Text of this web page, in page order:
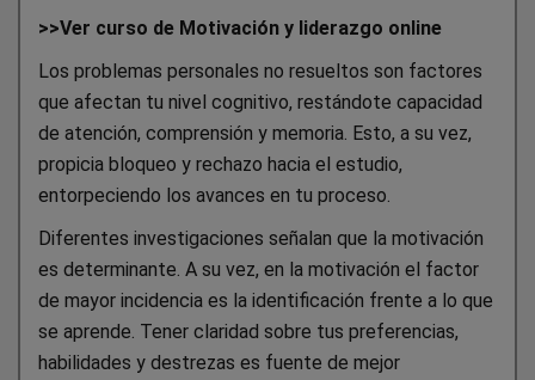
>>Ver curso de Motivación y liderazgo online
Los problemas personales no resueltos son factores
que afectan tu nivel cognitivo, restándote capacidad
de atención, comprensión y memoria. Esto, a su vez,
propicia bloqueo y rechazo hacia el estudio,
entorpeciendo los avances en tu proceso.
Diferentes investigaciones señalan que la motivación
es determinante. A su vez, en la motivación el factor
de mayor incidencia es la identificación frente a lo que
se aprende. Tener claridad sobre tus preferencias,
habilidades y destrezas es fuente de mejor